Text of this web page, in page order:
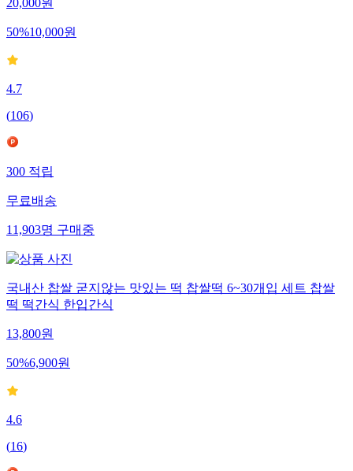
20,000원
50%10,000원
4.7
(106)
300적립
무료배송
11,903명구매중
국내산 찹쌀 굳지않는 맛있는 떡 찹쌀떡 6~30개입 세트 찹쌀
떡 떡간식 한입간식
13,800원
50%6,900원
4.6
(16)